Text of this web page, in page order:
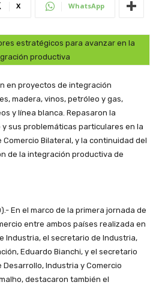
X WhatsApp
estratégicos para avanzar en la
productiva
en proyectos de integración
madera, vinos, petróleo y gas,
y línea blanca. Repasaron la
sus problemáticas particulares en la
Comercio Bilateral, y la continuidad del
de la integración productiva de
En el marco de la primera jornada de
entre ambos países realizada en
Industria, el secretario de Industria,
Eduardo Bianchi, y el secretario
Industria y Comercio
destacaron también el